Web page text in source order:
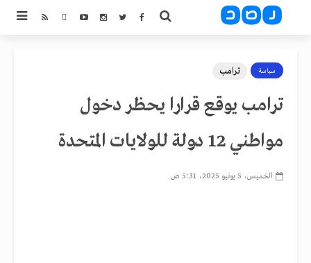
سياسة ترامب
ترامب يوقع قرارا يحظر دخول
مواطني 12 دولة للولايات المتحدة
الخميس، 5 يونيو 2025، 5:31 ص